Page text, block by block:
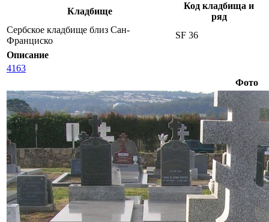
Кладбище
Код кладбища и
ряд
Сербское кладбище близ Сан-
Франциско
SF 36
Описание
4163
Фото